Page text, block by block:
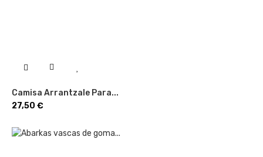
Camisa Arrantzale Para...
Precio
27,50 €